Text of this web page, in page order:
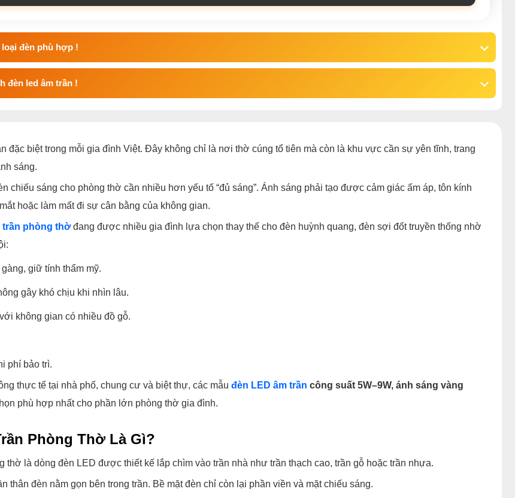
đèn phù hợp !
đèn led âm trần !
đặc biệt trong mỗi gia đình Việt. Đây không chỉ là nơi thờ cúng tổ tiên mà còn là khu vực cần sự yên tĩnh, trang
sáng.
chiếu sáng cho phòng thờ cần nhiều hơn yếu tố “đủ sáng”. Ánh sáng phải tạo được cảm giác ấm áp, tôn kính
hoặc làm mất đi sự cân bằng của không gian.
trần phòng thờđang được nhiều gia đình lựa chọn thay thế cho đèn huỳnh quang, đèn sợi đốt truyền thống nhờ
giữ tính thẩm mỹ.
gây khó chịu khi nhìn lâu.
không gian có nhiều đồ gỗ.
phí bảo trì.
thực tế tại nhà phố, chung cư và biệt thự, các mẫu đèn LED âm trần công suất 5W–9W, ánh sáng vàng
phù hợp nhất cho phần lớn phòng thờ gia đình.
Phòng Thờ Là Gì?
thờ là dòng đèn LED được thiết kế lắp chìm vào trần nhà như trần thạch cao, trần gỗ hoặc trần nhựa.
thân đèn nằm gọn bên trong trần. Bề mặt đèn chỉ còn lại phần viền và mặt chiếu sáng.